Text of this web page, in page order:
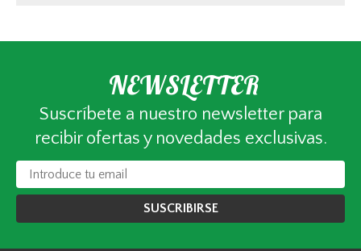
NEWSLETTER
Suscríbete a nuestro newsletter para
recibir ofertas y novedades exclusivas.
SUSCRIBIRSE